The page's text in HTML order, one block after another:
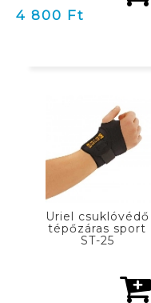
4 800 Ft
KOSÁRBAN
Uriel csuklóvédő
tépőzáras sport
ST-25